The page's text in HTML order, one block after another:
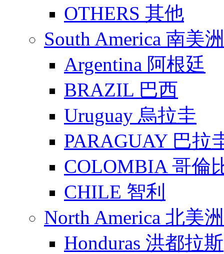
OTHERS 其他
South America 南美洲
Argentina 阿根廷
BRAZIL 巴西
Uruguay 烏拉圭
PARAGUAY 巴拉
COLOMBIA 哥倫
CHILE 智利
North America 北美洲
Honduras 洪都拉斯